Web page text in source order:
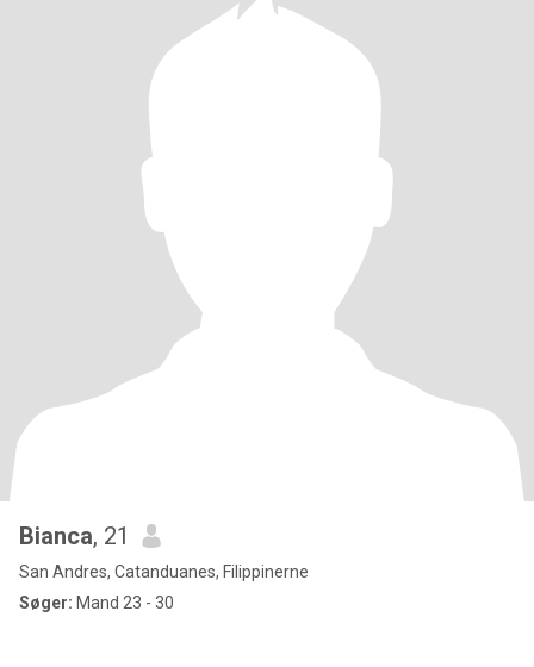
Bianca, 21
San Andres, Catanduanes, Filippinerne
Søger: Mand 23 - 30